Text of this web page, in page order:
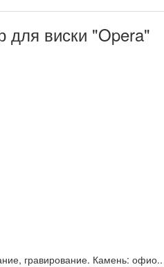
для виски "Opera"
гравирование. Камень: офио..